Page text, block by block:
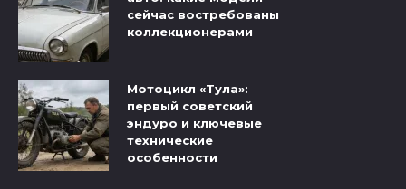
сейчас востребованы
коллекционерами
Мотоцикл «Тула»:
первый советский
эндуро и ключевые
технические
особенности